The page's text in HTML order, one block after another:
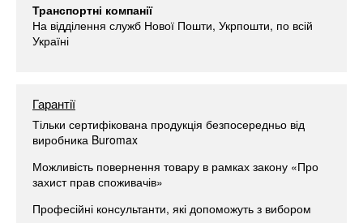
Транспортні компанії
На відділення служб Нової Пошти, Укрпошти, по всій
Україні
Гарантії
Тільки сертифікована продукція безпосередньо від
виробника Buromax
Можливість повернення товару в рамках закону «Про
захист прав споживачів»
Професійні консультанти, які допоможуть з вибором